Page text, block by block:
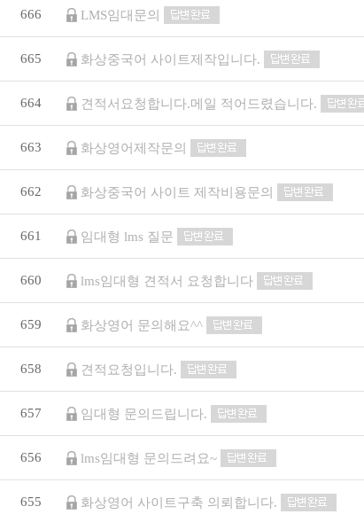
666 LMS임대문의
665 화상중국어 사이트제작입니다.
664 견적서요청합니다.메일 적어드렸습니다.
663 화상영어제작문의
662 화상중국어 사이트 제작비용문의
661 임대형 lms 질문
660 lms임대형 견적서 요청합니다
659 화상영어 문의해요^^
658 견적요청입니다.
657 임대형 문의드립니다.
656 lms임대형 문의드려요~
655 화상영어 사이트구축 의뢰합니다.